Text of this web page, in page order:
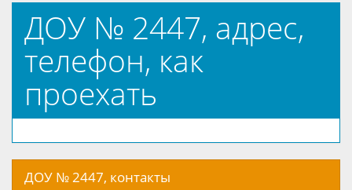
ДОУ № 2447, адрес,
телефон, как
проехать
ДОУ № 2447, контакты